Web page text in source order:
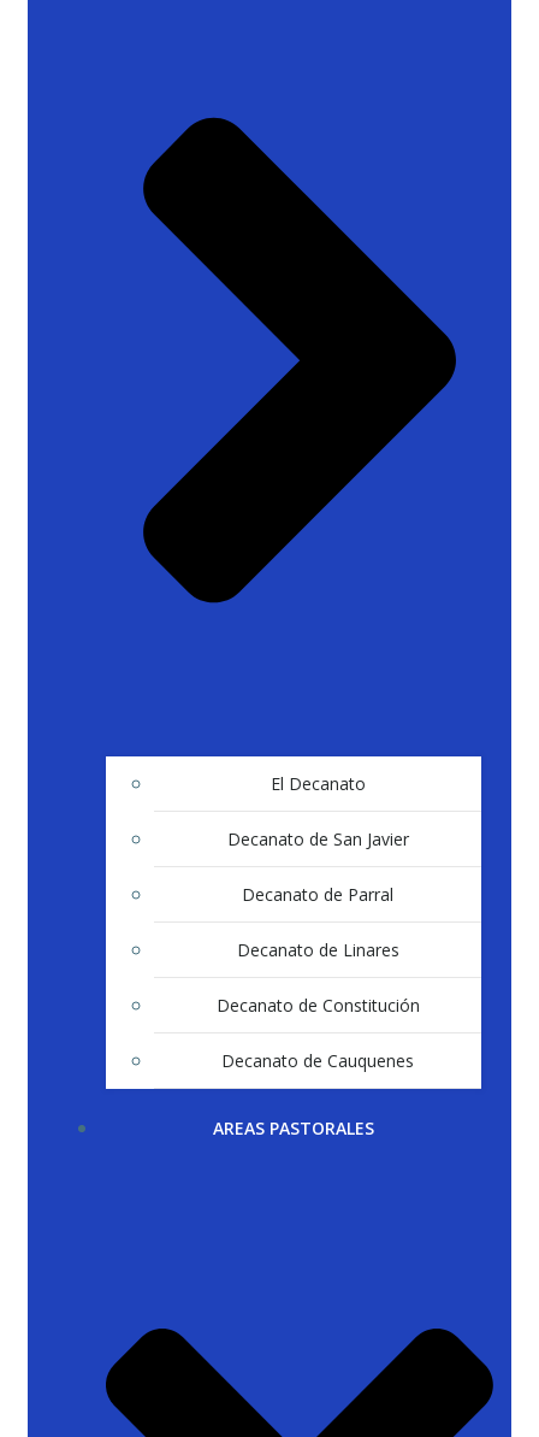
El Decanato
Decanato de San Javier
Decanato de Parral
Decanato de Linares
Decanato de Constitución
Decanato de Cauquenes
AREAS PASTORALES